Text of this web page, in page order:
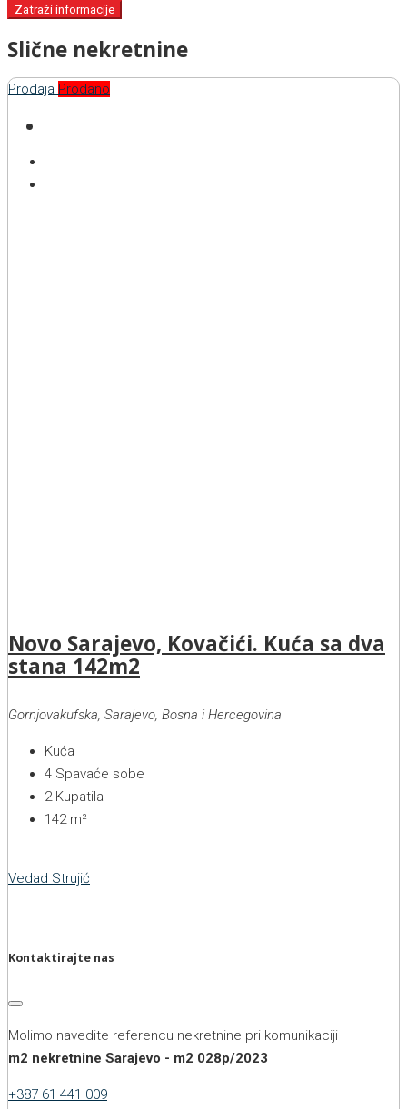
Zatraži informacije
Slične nekretnine
Prodaja Prodano
Novo Sarajevo, Kovačići. Kuća sa dva
stana 142m2
Gornjovakufska, Sarajevo, Bosna i Hercegovina
Kuća
4 Spavaće sobe
2 Kupatila
142 m²
Vedad Strujić
Kontaktirajte nas
Molimo navedite referencu nekretnine pri komunikaciji
m2 nekretnine Sarajevo - m2 028p/2023
+387 61 441 009